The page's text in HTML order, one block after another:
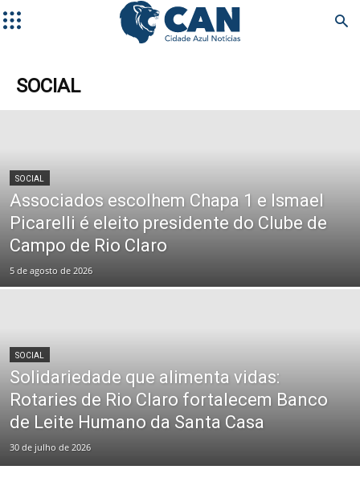
SOCIAL
SOCIAL
Associados escolhem Chapa 1 e Ismael
Picarelli é eleito presidente do Clube de
Campo de Rio Claro
5 de agosto de 2026
SOCIAL
Solidariedade que alimenta vidas:
Rotaries de Rio Claro fortalecem Banco
de Leite Humano da Santa Casa
30 de julho de 2026